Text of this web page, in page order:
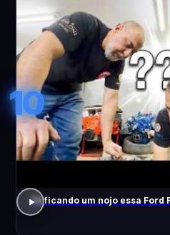
10
Tá ficando um nojo essa Ford